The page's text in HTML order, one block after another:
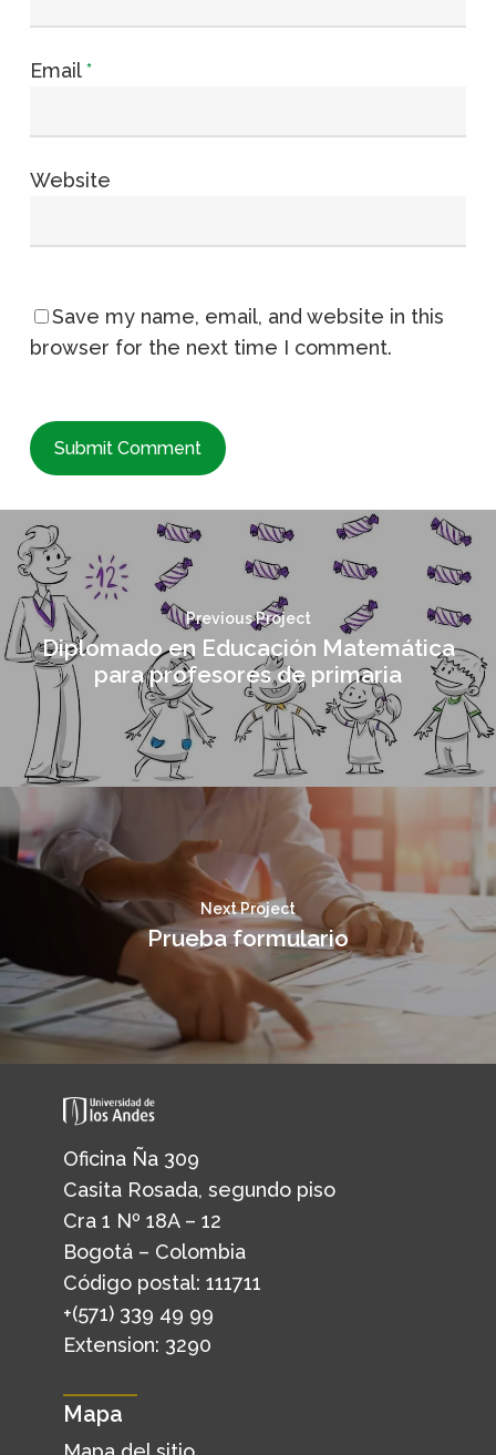
Email*
Website
Save my name, email, and website in this
browser for the next time I comment.
Previous Project
Diplomado en Educación Matemática
para profesores de primaria
Next Project
Prueba formulario
Oficina Ña 309
Casita Rosada, segundo piso
Cra 1 Nº 18A – 12
Bogotá – Colombia
Código postal: 111711
+(571) 339 49 99
Extension: 3290
Mapa